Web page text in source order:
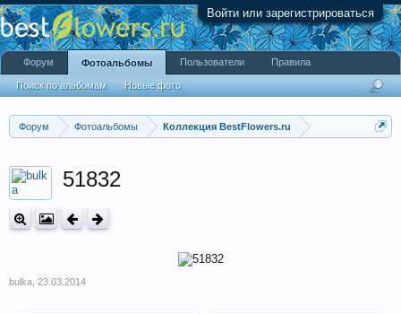
Войти или зарегистрироваться
Форум Фотоальбомы Коллекция BestFlowers.ru
51832
bulka 23.03.2014
Форум Фотоальбомы
Поиск по альбомам Новые фото
Пользователи Правила